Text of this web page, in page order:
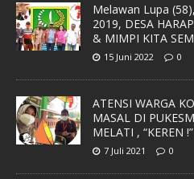
Melawan Lupa
2019, DESA
& MIMPI KITA
15 Juni 2022 0
ATENSI WARGA
MASAL DI
MELATI , “KEREN !”
7 Juli 2021 0